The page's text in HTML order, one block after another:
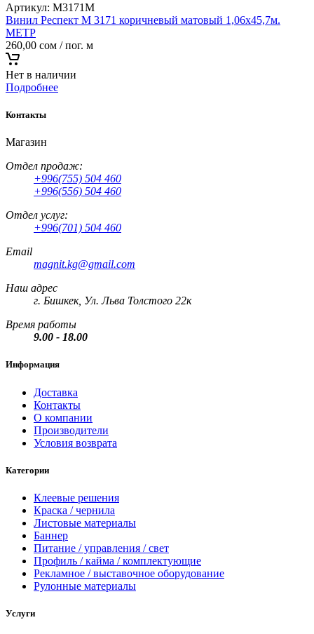
Артикул: M3171M
Винил Респект M 3171 коричневый матовый 1,06х45,7м.
МЕТР
260,00 сом / пог. м
Нет в наличии
Подробнее
Контакты
Магазин
Отдел продаж:
+996(755) 504 460
+996(556) 504 460
Отдел услуг:
+996(701) 504 460
Email
magnit.kg@gmail.com
Наш адрес
г. Бишкек, Ул. Льва Толстого 22к
Время работы
9.00 - 18.00
Информация
Доставка
Контакты
О компании
Производители
Условия возврата
Категории
Клеевые решения
Краска / чернила
Листовые материалы
Баннер
Питание / управления / свет
Профиль / кайма / комплектующие
Рекламное / выставочное оборудование
Рулонные материалы
Услуги